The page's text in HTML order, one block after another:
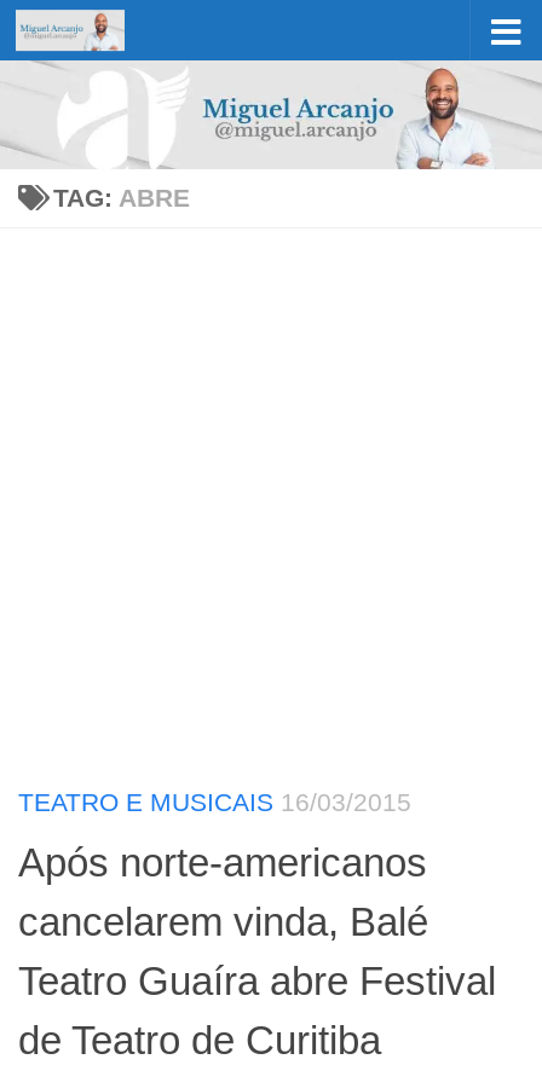
Skip to content
TAG: ABRE
TEATRO E MUSICAIS 16/03/2015
Após norte-americanos
cancelarem vinda, Balé
Teatro Guaíra abre Festival
de Teatro de Curitiba